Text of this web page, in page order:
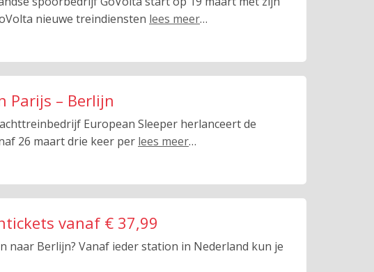
nieuwe treindiensten lees meer…
Parijs – Berlijn
European Sleeper herlanceert de
26 maart drie keer per lees meer…
vanaf € 37,99
naar Berlijn? Vanaf ieder station in Nederland kun je